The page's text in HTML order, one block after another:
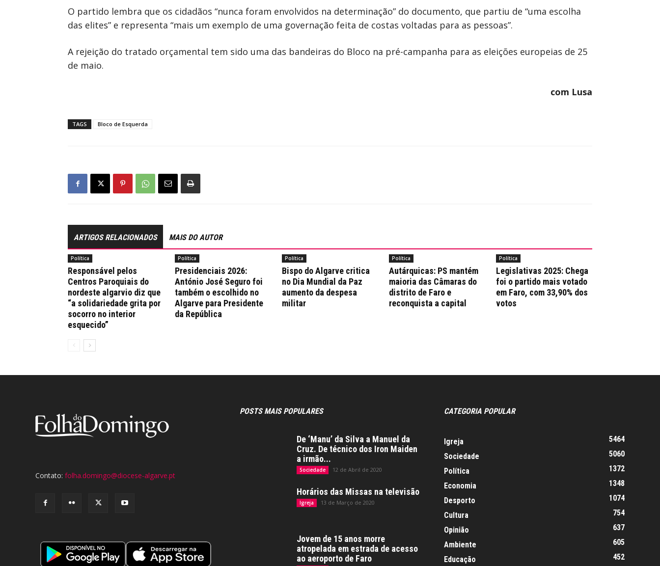
O partido lembra que os cidadãos “nunca foram envolvidos na determinação” do documento, que partiu de “uma escolha
das elites” e representa “mais um exemplo de uma governação feita de costas voltadas para as pessoas”.
A rejeição do tratado orçamental tem sido uma das bandeiras do Bloco na pré-campanha para as eleições europeias de 25
de maio.
com Lusa
TAGS Bloco de Esquerda
ARTIGOS RELACIONADOS MAIS DO AUTOR
Política
Responsável pelos
Centros Paroquiais do
nordeste algarvio diz que
“a solidariedade grita por
socorro no interior
esquecido”
Política
Presidenciais 2026:
António José Seguro foi
também o escolhido no
Algarve para Presidente
da República
Política
Bispo do Algarve critica
no Dia Mundial da Paz
aumento da despesa
militar
Política
Autárquicas: PS mantém
maioria das Câmaras do
distrito de Faro e
reconquista a capital
Política
Legislativas 2025: Chega
foi o partido mais votado
em Faro, com 33,90% dos
votos
Contato: folha.domingo@diocese-algarve.pt
POSTS MAIS POPULARES
De ‘Manu’ da Silva a Manuel da
Cruz. De técnico dos Iron Maiden
a irmão...
Sociedade 12 de Abril de 2020
Horários das Missas na televisão
Igreja 13 de Março de 2020
Jovem de 15 anos morre
atropelada em estrada de acesso
ao aeroporto de Faro
CATEGORIA POPULAR
Igreja
5464
Sociedade
5060
Política
1372
Economia
1348
Desporto
1074
Cultura
754
Opinião
637
Ambiente
605
Educação
452